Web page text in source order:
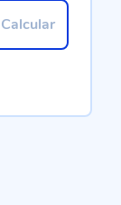
Calcular